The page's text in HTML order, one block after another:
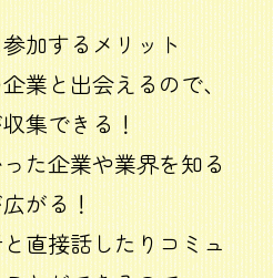
加するメリット
業と出会えるので、
集できる！
た企業や業界を知る
がる！
直接話したりコミュ